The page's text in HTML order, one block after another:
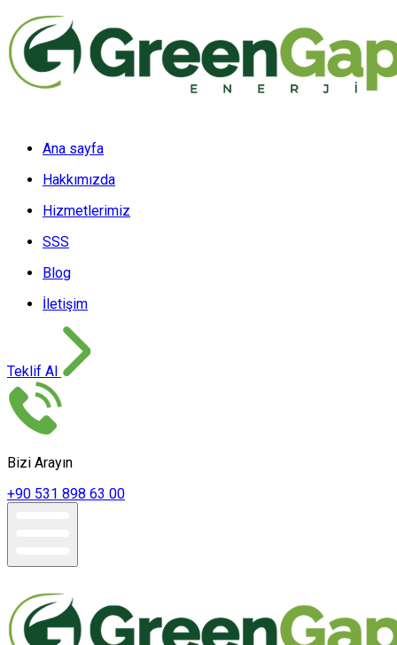
Ana sayfa
Hakkımızda
Hizmetlerimiz
SSS
Blog
İletişim
Teklif Al
Bizi Arayın
+90 531 898 63 00